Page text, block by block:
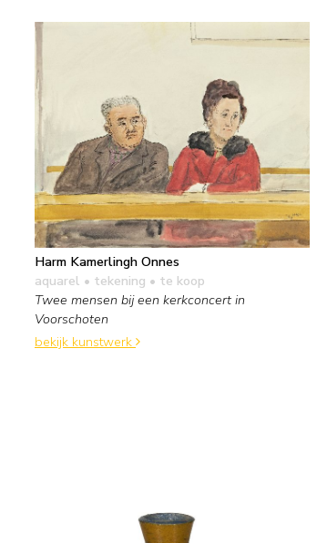
Harm Kamerlingh Onnes
aquarel • tekening • te koop
Twee mensen bij een kerkconcert in
Voorschoten
bekijk kunstwerk